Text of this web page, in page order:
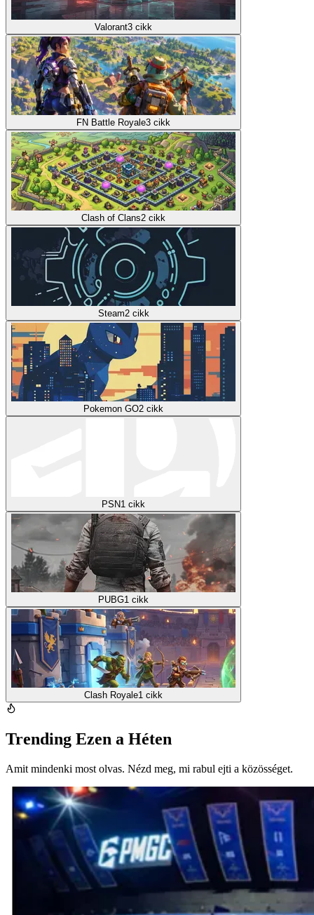
Valorant3 cikk
FN Battle Royale3 cikk
Clash of Clans2 cikk
Steam2 cikk
Pokemon GO2 cikk
PSN1 cikk
PUBG1 cikk
Clash Royale1 cikk
Trending Ezen a Héten
Amit mindenki most olvas. Nézd meg, mi rabul ejti a közösséget.